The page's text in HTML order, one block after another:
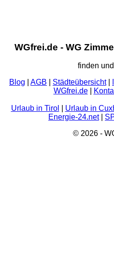
WGfrei.de - WG
finden
Blog
AGB Städteübersicht|
WGfrei.de|
Urlaub in Tirol Urlaub in
Energie-24.net|
© 2026 -